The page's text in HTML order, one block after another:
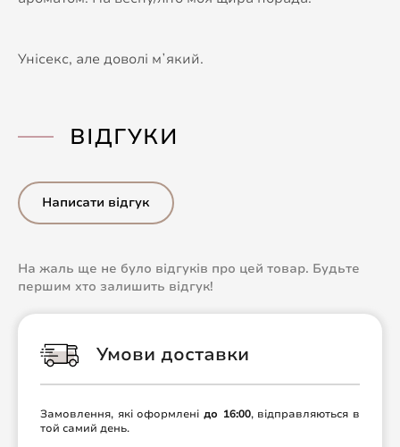
Унісекс, але доволі мʼякий.
ВІДГУКИ
Написати відгук
На жаль ще не було відгуків про цей товар. Будьте
першим хто залишить відгук!
Умови доставки
Замовлення, які оформлені до 16:00, відправляються в
той самий день.